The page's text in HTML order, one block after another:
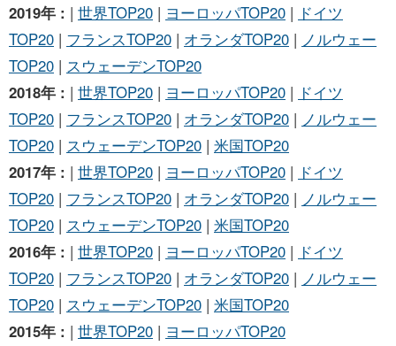
2019年 : | 世界TOP20 | ヨーロッパTOP20 | ドイツ
TOP20 | フランスTOP20 | オランダTOP20 | ノルウェー
TOP20 | スウェーデンTOP20
2018年 : | 世界TOP20 | ヨーロッパTOP20 | ドイツ
TOP20 | フランスTOP20 | オランダTOP20 | ノルウェー
TOP20 | スウェーデンTOP20 | 米国TOP20
2017年 : | 世界TOP20 | ヨーロッパTOP20 | ドイツ
TOP20 | フランスTOP20 | オランダTOP20 | ノルウェー
TOP20 | スウェーデンTOP20 | 米国TOP20
2016年 : | 世界TOP20 | ヨーロッパTOP20 | ドイツ
TOP20 | フランスTOP20 | オランダTOP20 | ノルウェー
TOP20 | スウェーデンTOP20 | 米国TOP20
2015年 : | 世界TOP20 | ヨーロッパTOP20